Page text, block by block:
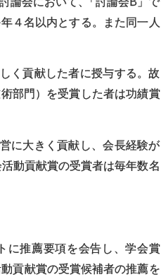
４名以内とする。また同一人
く貢献した者に授与する。故
部門）を受賞した者は功績賞
に大きく貢献し、会長経験が
動貢献賞の受賞者は毎年数名
推薦要項を会告し、学会賞
貢献賞の受賞候補者の推薦を